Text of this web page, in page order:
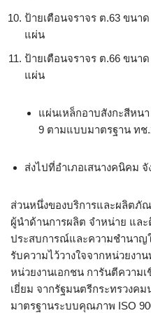
ป้ายเตือนจราจร ต.63 ขนา
แผ่น
ป้ายเตือนจราจร ต.66 ขนา
แผ่น
แผ่นเหล็กอาบสังกะสีหน
9 ตามแบบมาตรฐาน ทช
ส่งไปที่อำเภอเสนางคนิคม
ส่วนหนึ่งของบริการและผลิต
ผู้นำด้านการผลิต จำหน่าย แล
ประสบการณ์และความชำนาญ
รับความไว้วางใจจากหน่วยงา
หน่วยงานเอกชน การันตีความ
เยี่ยม จากรัฐมนตรีกระทรวงค
มาตรฐานระบบคุณภาพ ISO